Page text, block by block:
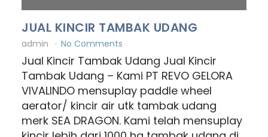
JUAL KINCIR TAMBAK UDANG
admin No Comments
Jual Kincir Tambak Udang Jual Kincir
Tambak Udang – Kami PT REVO GELORA
VIVALINDO mensuplay paddle wheel
aerator/ kincir air utk tambak udang
merk SEA DRAGON. Kami telah mensuplay